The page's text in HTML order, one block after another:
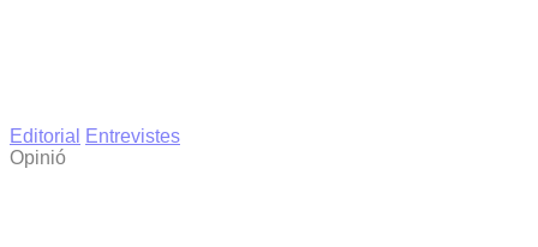
Editorial
Entrevistes
Opinió